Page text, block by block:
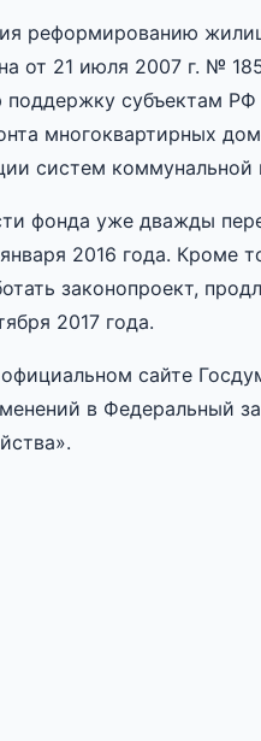
реформированию
от 21 июля 2007 г. №
поддержку субъектам
многоквартирных
систем коммунальной
фонда уже дважды
2016 года. Кроме
законопроект,
2017 года.
сайте
в Федеральный